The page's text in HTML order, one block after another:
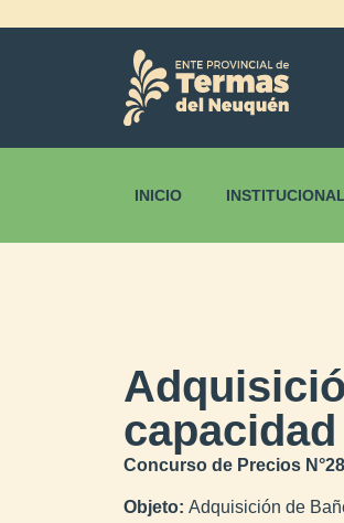
INICIO INSTITUCIONAL
Concurso de Precios
Objeto: Adquisición de